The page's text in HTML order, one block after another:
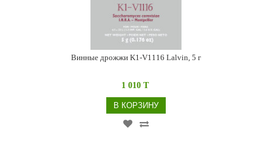
Винные дрожжи K1-V1116 Lalvin, 5 г
1 010 T
В КОРЗИНУ